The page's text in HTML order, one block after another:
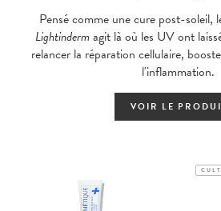
Pensé comme une cure post-soleil,
Lightinderm agit là où les UV ont
relancer la réparation cellulaire,
l'inflammation.
VOIR LE